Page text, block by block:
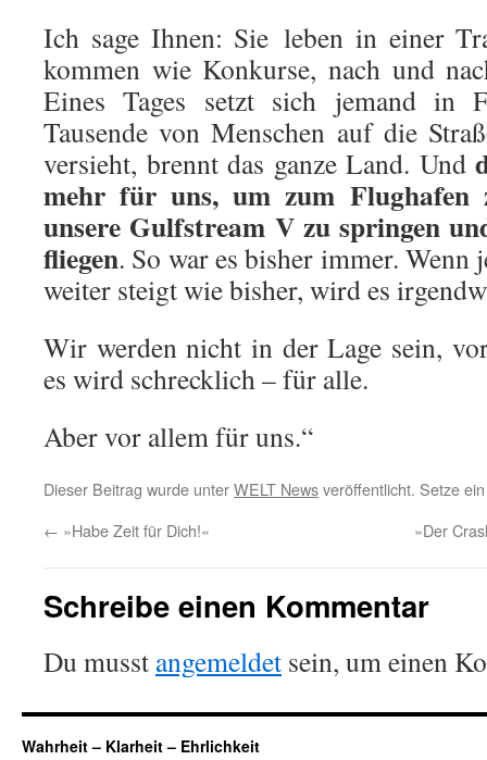
Ich sage Ihnen: Sie leben in einer
kommen wie Konkurse, nach und
Eines Tages setzt sich jemand in
Tausende von Menschen auf die
versieht, brennt das ganze Land. Und
mehr für uns, um zum Flughafen
unsere Gulfstream V zu springen
fliegen. So war es bisher immer.
weiter steigt wie bisher, wird es
Wir werden nicht in der Lage sein,
es wird schrecklich – für alle.
Aber vor allem für uns.“
Dieser Beitrag wurde unterWELT Newsveröffentlicht. Setze
← »Habe Zeit für Dich!« »Der
Schreibe einen Kommentar
Du musst angemeldet sein, um einen
Wahrheit – Klarheit – Ehrlichkeit